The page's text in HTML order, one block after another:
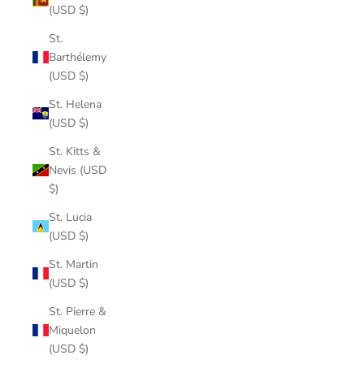
(USD $)
St.
Barthélemy
(USD $)
St. Helena
(USD $)
St. Kitts &
Nevis (USD
$)
St. Lucia
(USD $)
St. Martin
(USD $)
St. Pierre &
Miquelon
(USD $)